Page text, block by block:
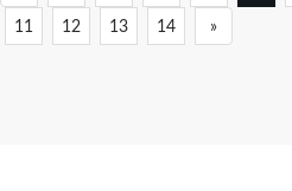
11 12 13 14 »